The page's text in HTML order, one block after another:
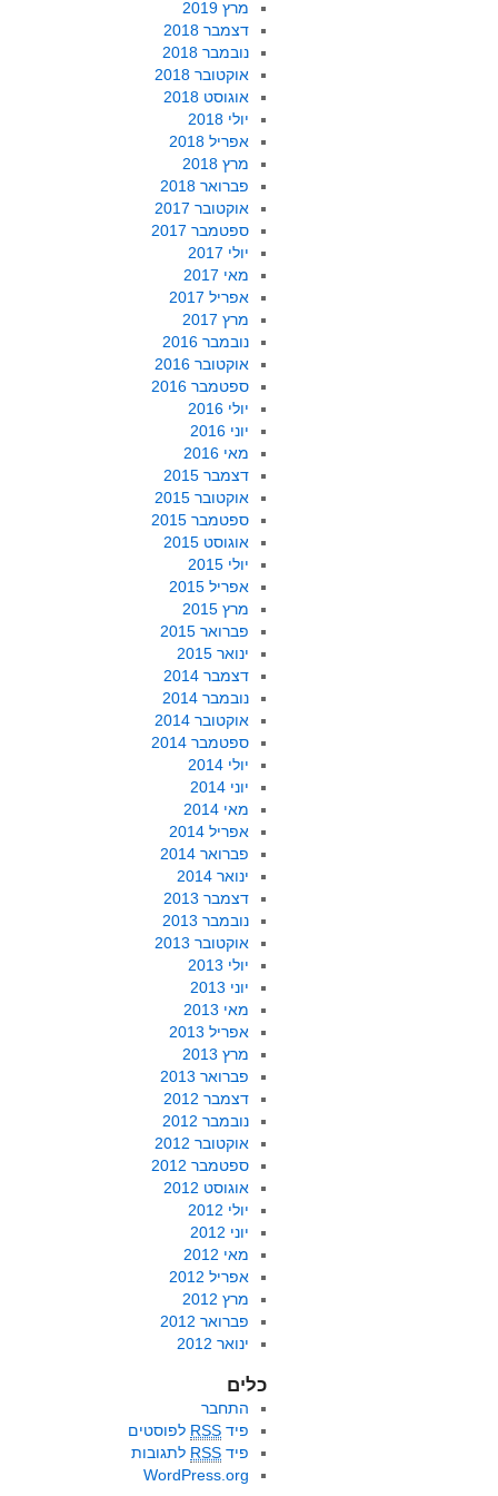
מרץ 2019
דצמבר 2018
נובמבר 2018
אוקטובר 2018
אוגוסט 2018
יולי 2018
אפריל 2018
מרץ 2018
פברואר 2018
אוקטובר 2017
ספטמבר 2017
יולי 2017
מאי 2017
אפריל 2017
מרץ 2017
נובמבר 2016
אוקטובר 2016
ספטמבר 2016
יולי 2016
יוני 2016
מאי 2016
דצמבר 2015
אוקטובר 2015
ספטמבר 2015
אוגוסט 2015
יולי 2015
אפריל 2015
מרץ 2015
פברואר 2015
ינואר 2015
דצמבר 2014
נובמבר 2014
אוקטובר 2014
ספטמבר 2014
יולי 2014
יוני 2014
מאי 2014
אפריל 2014
פברואר 2014
ינואר 2014
דצמבר 2013
נובמבר 2013
אוקטובר 2013
יולי 2013
יוני 2013
מאי 2013
אפריל 2013
מרץ 2013
פברואר 2013
דצמבר 2012
נובמבר 2012
אוקטובר 2012
ספטמבר 2012
אוגוסט 2012
יולי 2012
יוני 2012
מאי 2012
אפריל 2012
מרץ 2012
פברואר 2012
ינואר 2012
כלים
התחבר
פיד RSS לפוסטים
פיד RSS לתגובות
WordPress.org